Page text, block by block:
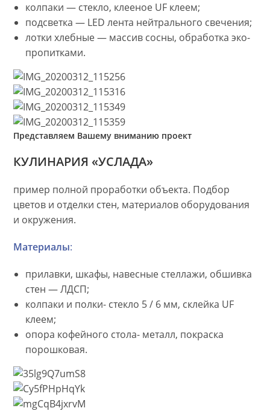
колпаки — стекло, клееное UF клеем;
подсветка — LED лента нейтрального свечения;
лотки хлебные — массив сосны, обработка эко-
пропитками.
Представляем Вашему вниманию проект
КУЛИНАРИЯ «УСЛАДА»
пример полной проработки объекта. Подбор
цветов и отделки стен, материалов оборудования
и окружения.
Материалы:
прилавки, шкафы, навесные стеллажи, обшивка
стен — ЛДСП;
колпаки и полки- стекло 5 / 6 мм, склейка UF
клеем;
опора кофейного стола- металл, покраска
порошковая.